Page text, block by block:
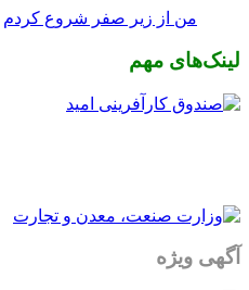
من از زیر صفر شروع کردم
لینک‌های مهم
آگهی ویژه